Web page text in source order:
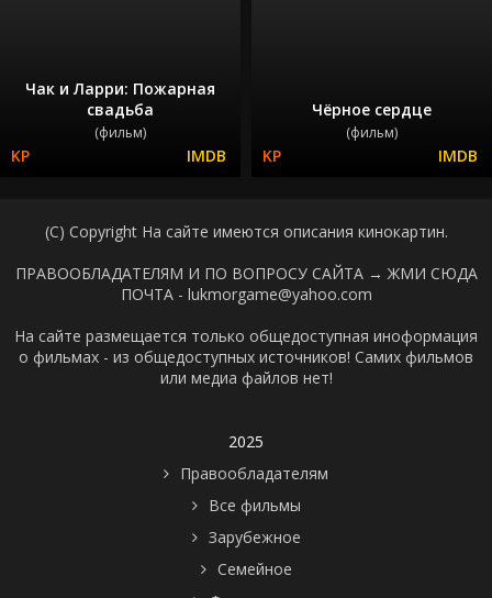
Чак и Ларри: Пожарная
свадьба
(фильм)
Чёрное сердце
(фильм)
(C) Copyright На сайте имеются описания кинокартин.
ПРАВООБЛАДАТЕЛЯМ И ПО ВОПРОСУ САЙТА → ЖМИ СЮДА
ПОЧТА - lukmorgame@yahoo.com
На сайте размещается только общедоступная иноформация
о фильмах - из общедоступных источников! Самих фильмов
или медиа файлов нет!
2025
Правообладателям
Все фильмы
Зарубежное
Семейное